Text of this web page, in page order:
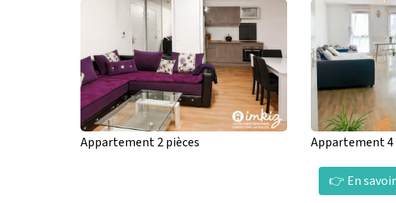
Appartement 2 pièces Appartement 4
👉 En